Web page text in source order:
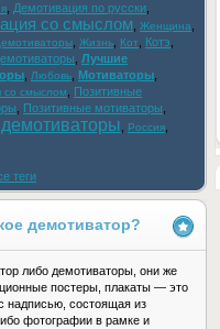
Демотивация по русски
со смыслом Женщина
Жизнь Кот Котэ
Лучшие
Любовь Мотиваторы
со смыслом
Позитивные
Позитивные мотиваторы
Россия
теги
демотиватор?
либо демотиваторы, они же
постеры, плакаты — это
надписью, состоящая из
фотографии в рамке и